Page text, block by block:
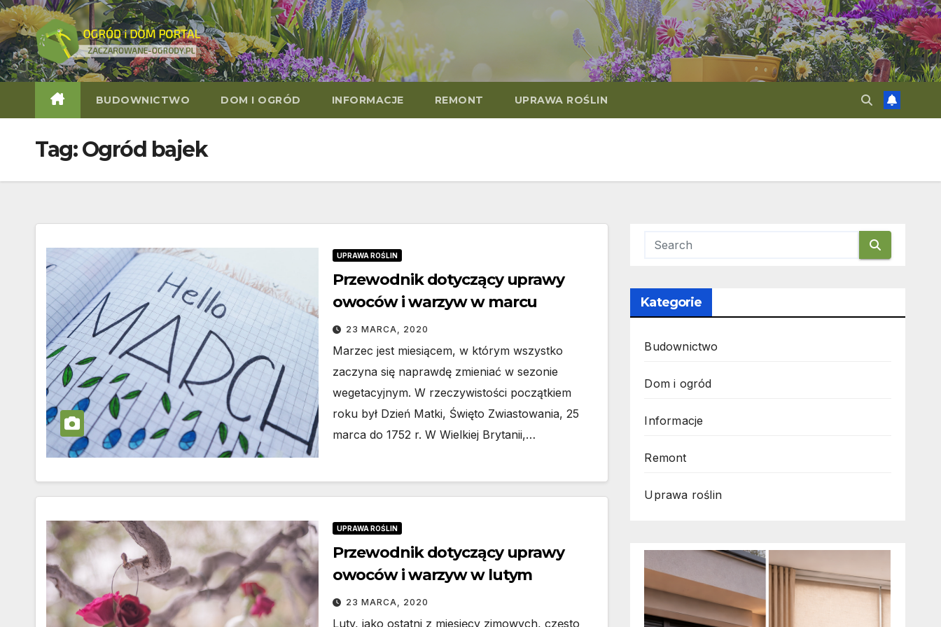
Skip
to
content
BUDOWNICTWO DOM I OGRÓD INFORMACJE REMONT UPRAWA ROŚLIN
Tag:Ogród bajek
UPRAWA ROŚLIN
Przewodnik dotyczący uprawy
owoców i warzyw w marcu
23 MARCA, 2020
Marzec jest miesiącem, w którym wszystko
zaczyna się naprawdę zmieniać w sezonie
wegetacyjnym. W rzeczywistości początkiem
roku był Dzień Matki, Święto Zwiastowania, 25
marca do 1752 r. W Wielkiej Brytanii,…
UPRAWA ROŚLIN
Przewodnik dotyczący uprawy
owoców i warzyw w lutym
23 MARCA, 2020
Luty, jako ostatni z miesięcy zimowych, często
Kategorie
Budownictwo
Dom i ogród
Informacje
Remont
Uprawa roślin